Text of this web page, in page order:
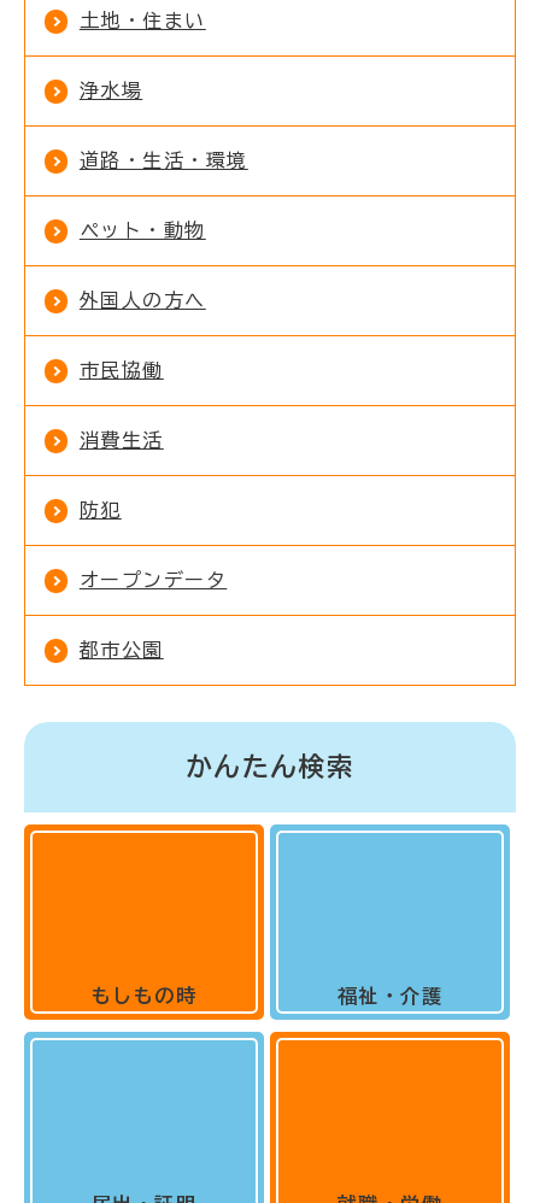
土地・住まい
浄水場
道路・生活・環境
ペット・動物
外国人の方へ
市民協働
消費生活
防犯
オープンデータ
都市公園
かんたん検索
もしもの時 福祉・介護